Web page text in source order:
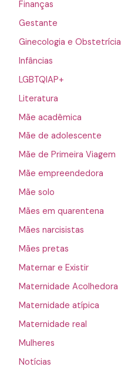
Finanças
Gestante
Ginecologia e Obstetrícia
Infâncias
LGBTQIAP+
Literatura
Mãe acadêmica
Mãe de adolescente
Mãe de Primeira Viagem
Mãe empreendedora
Mãe solo
Mães em quarentena
Mães narcisistas
Mães pretas
Maternar e Existir
Maternidade Acolhedora
Maternidade atípica
Maternidade real
Mulheres
Notícias